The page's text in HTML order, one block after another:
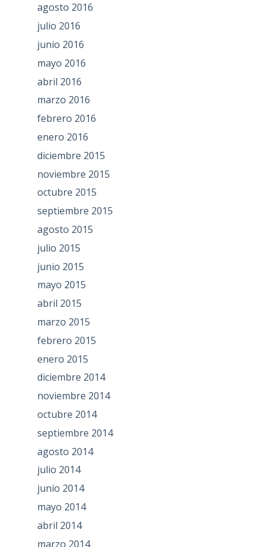
agosto 2016
julio 2016
junio 2016
mayo 2016
abril 2016
marzo 2016
febrero 2016
enero 2016
diciembre 2015
noviembre 2015
octubre 2015
septiembre 2015
agosto 2015
julio 2015
junio 2015
mayo 2015
abril 2015
marzo 2015
febrero 2015
enero 2015
diciembre 2014
noviembre 2014
octubre 2014
septiembre 2014
agosto 2014
julio 2014
junio 2014
mayo 2014
abril 2014
marzo 2014